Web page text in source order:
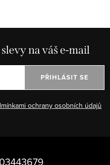
na váš e-mail
ochrany osobních údajů
PŘIHLÁSIT SE